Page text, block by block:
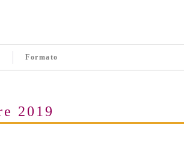
Formato
2019